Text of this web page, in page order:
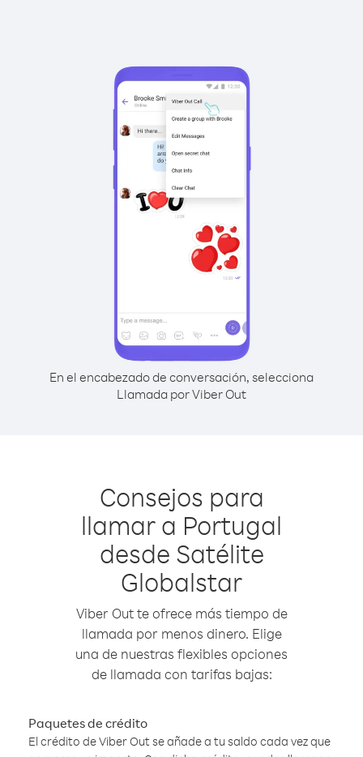
En el encabezado de conversación, selecciona
Llamada por Viber Out
Consejos para
llamar a Portugal
desde Satélite
Globalstar
Viber Out te ofrece más tiempo de
llamada por menos dinero. Elige
una de nuestras flexibles opciones
de llamada con tarifas bajas:
Paquetes de crédito
El crédito de Viber Out se añade a tu saldo cada vez que